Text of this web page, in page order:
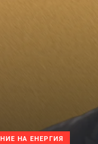
НА ЕНЕРГИЯ